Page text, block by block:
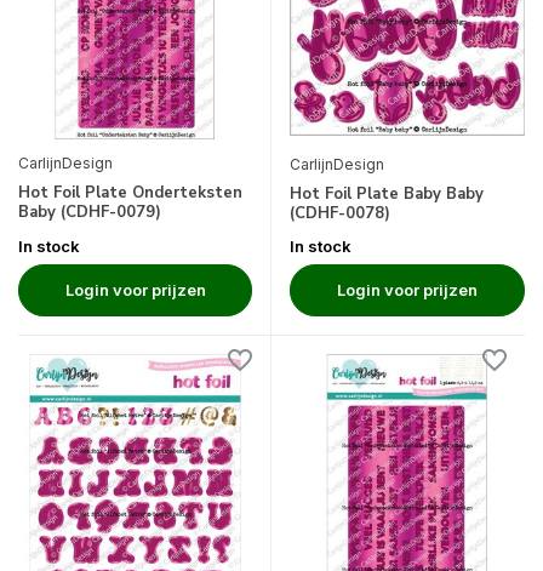
CarlijnDesign
Hot Foil Plate Onderteksten
Baby (CDHF-0079)
In stock
Login voor prijzen
CarlijnDesign
Hot Foil Plate Baby Baby
(CDHF-0078)
In stock
Login voor prijzen